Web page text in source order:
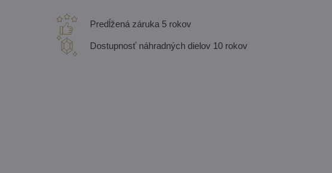
Predĺžená záruka 5 rokov
Dostupnosť náhradných dielov 10 rokov